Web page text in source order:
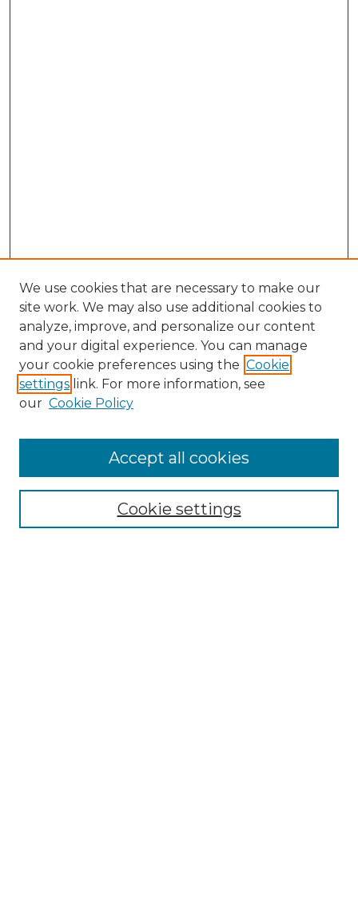
Enter search terms:
We use cookies that are necessary to make our
site work. We may also use additional cookies to
analyze, improve, and personalize our content
and your digital experience. You can manage
your cookie preferences using the Cookie
settings link. For more information, see
our Cookie Policy
Cookie settings
Accept all cookies